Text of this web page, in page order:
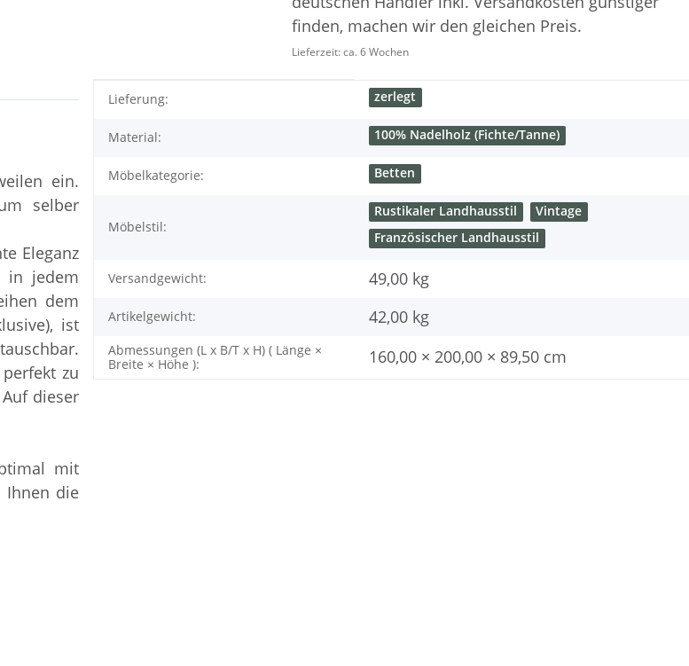
finden, machen wir den gleichen Preis.
Lieferzeit:ca. 6 Wochen
ein.
selber
Eleganz
in jedem
dem
ist
zu
dieser
mit
Ihnen die
Produkteigenschaft
Wert
Lieferung: zerlegt
Material: 100% Nadelholz (Fichte/Tanne)
Möbelkategorie: Betten
Möbelstil:
Rustikaler Landhausstil
Vintage
Französischer Landhausstil
Versandgewicht: 49,00 kg
Artikelgewicht: 42,00 kg
Abmessungen (L x B/T x H) ( Länge ×
Breite × Höhe ):
160,00 × 200,00 × 89,50 cm